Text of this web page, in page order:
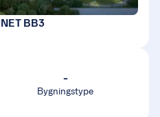
BB3
-
Bygningstype